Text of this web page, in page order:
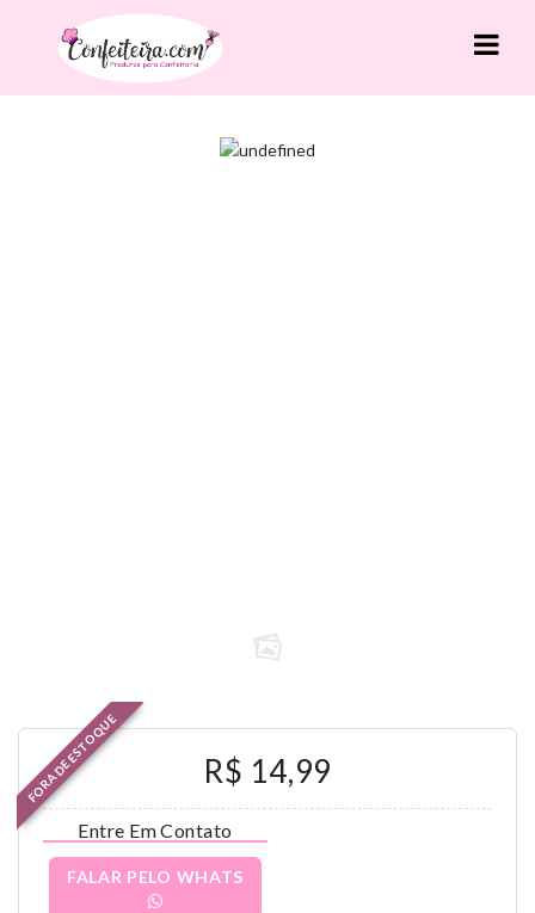
FORA DE ESTOQUE R$ 14,99
Entre Em Contato
FALAR PELO WHATS